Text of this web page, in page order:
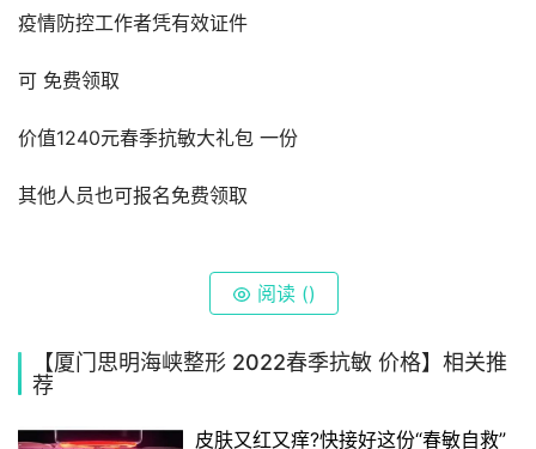
疫情防控工作者凭有效证件
可 免费领取
价值1240元春季抗敏大礼包 一份
其他人员也可报名免费领取
阅读 ()
【厦门思明海峡整形 2022春季抗敏 价格】相关推
荐
皮肤又红又痒?快接好这份“春敏自救”